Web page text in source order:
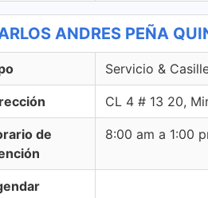
ANDRES PEÑA
Servicio &
CL 4 # 13 20,
de
8:00 am a 1:00